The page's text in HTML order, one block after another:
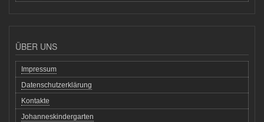
ÜBER UNS
Impressum
Datenschutzerklärung
Kontakte
Johanneskindergarten